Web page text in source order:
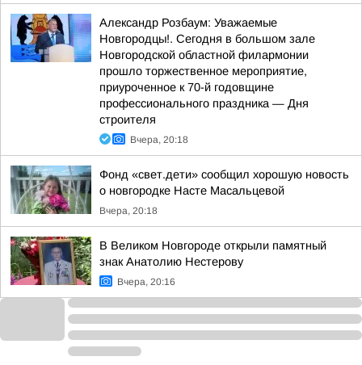
Александр Розбаум: Уважаемые
Новгородцы!. Сегодня в большом зале
Новгородской областной филармонии
прошло торжественное мероприятие,
приуроченное к 70-й годовщине
профессионального праздника — Дня
строителя
Вчера, 20:18
Фонд «свет.дети» сообщил хорошую новость
о новгородке Насте Масальцевой
Вчера, 20:18
В Великом Новгороде открыли памятный
знак Анатолию Нестерову
Вчера, 20:16